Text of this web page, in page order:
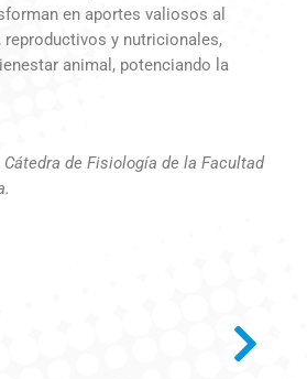
en aportes valiosos al
y nutricionales,
animal, potenciando la
de Fisiología de la Facultad